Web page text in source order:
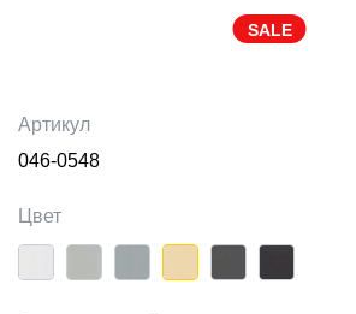
SALE
Артикул
046-0548
Цвет